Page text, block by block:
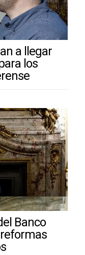
a llegar
los
Banco